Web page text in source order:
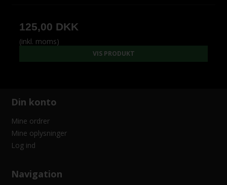
125,00 DKK
(inkl. moms)
VIS PRODUKT
Din konto
Mine ordrer
Mine oplysninger
Log ind
Navigation